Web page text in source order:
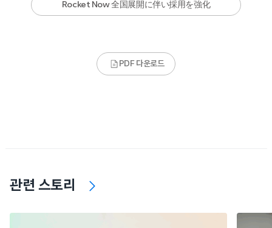
Rocket Now 全国展開に伴い採用を強化
PDF 다운로드
관련 스토리